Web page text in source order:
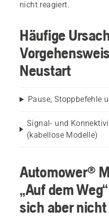
nicht reagiert.
Häufige
Neustart
Pause, Stoppbefehle
Signal- und
(kabellose Modelle)
Automower®
„Auf dem
sich aber nicht